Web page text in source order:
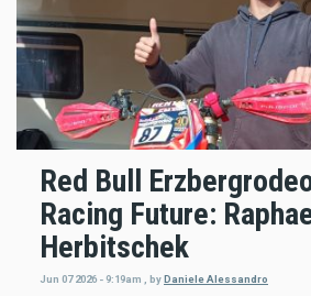
Red Bull
Racing Future:
Herbitschek
Jun 07 2026 - 9:19am byDaniele Alessandro